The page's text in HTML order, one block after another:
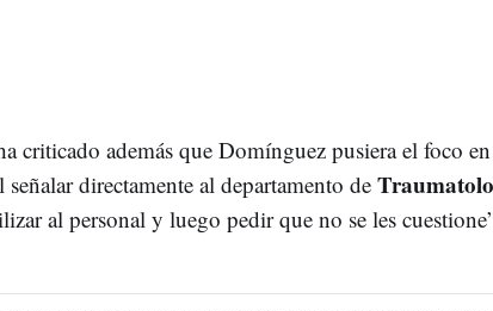
criticado además que Domínguez pusiera el foco
directamente al departamento de
al personal y luego pedir que no se les